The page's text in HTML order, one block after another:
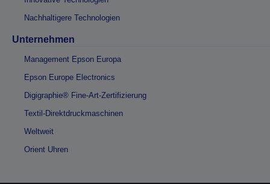
Nachhaltigere Technologien
Unternehmen
Management Epson Europa
Epson Europe Electronics
Digigraphie® Fine-Art-Zertifizierung
Textil-Direktdruckmaschinen
Weltweit
Orient Uhren